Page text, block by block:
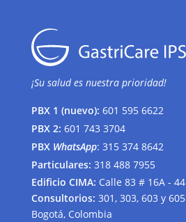
¡Su salud es nuestra prioridad!
PBX 1 (nuevo): 601 595 6622
PBX 2: 601 743 3704
PBX WhatsApp: 315 374 8642
Particulares: 318 488 7955
Edificio CIMA: Calle 83 # 16A - 44
Consultorios: 301, 303, 603 y 605
Bogotá, Colombia